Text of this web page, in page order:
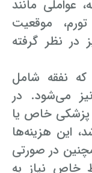
عواملی مانند
موقعیت
نظر گرفته
نفقه شامل
می‌شود. در
پزشکی خاص یا
این هزینه‌ها
در صورتی
خاص نیاز به